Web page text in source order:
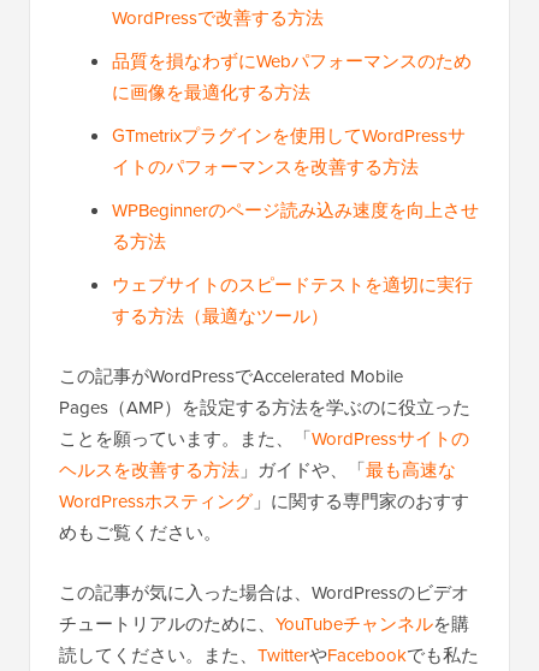
WordPressで改善する方法
品質を損なわずにWebパフォーマンスのため
に画像を最適化する方法
GTmetrixプラグインを使用してWordPressサ
イトのパフォーマンスを改善する方法
WPBeginnerのページ読み込み速度を向上させ
る方法
ウェブサイトのスピードテストを適切に実行
する方法（最適なツール）
この記事がWordPressでAccelerated Mobile
Pages（AMP）を設定する方法を学ぶのに役立った
ことを願っています。また、「WordPressサイトの
ヘルスを改善する方法 」ガイドや、「最も高速な
WordPressホスティング 」に関する専門家のおすす
めもご覧ください。
この記事が気に入った場合は、WordPressのビデオ
チュートリアルのために、 YouTubeチャンネルを購
読してください。また、 TwitterやFacebookでも私た